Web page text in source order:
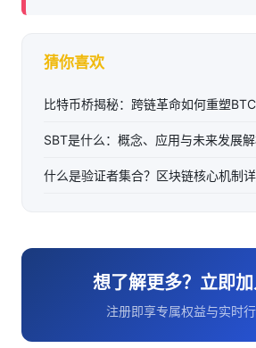
猜你喜欢
比特币桥揭秘：跨链革命如何重塑
SBT是什么：概念、应用与未来发展
什么是验证者集合？区块链核心机制
想了解更多？立即
注册即享专属权益与实时